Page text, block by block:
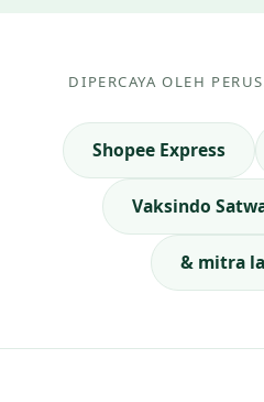
DIPERCAYA OLEH
Shopee Express
Vaksindo
& mitra